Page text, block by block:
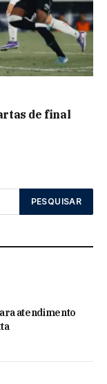
de final
atendimento